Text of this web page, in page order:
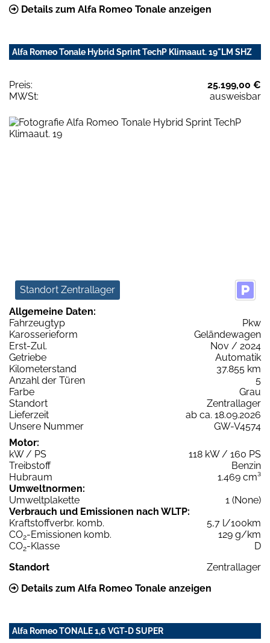
Details zum Alfa Romeo Tonale anzeigen
Alfa Romeo Tonale Hybrid Sprint TechP Klimaaut. 19"LM SHZ
Preis:
25.199,00 €
MWSt:
ausweisbar
Standort Zentrallager
Allgemeine Daten:
Fahrzeugtyp
Pkw
Karosserieform
Geländewagen
Erst-Zul.
Nov / 2024
Getriebe
Automatik
Kilometerstand
37.855 km
Anzahl der Türen
5
Farbe
Grau
Standort
Zentrallager
Lieferzeit
ab ca. 18.09.2026
Unsere Nummer
GW-V4574
Motor:
kW / PS
118 kW / 160 PS
Treibstoff
Benzin
Hubraum
1.469 cm³
Umweltnormen:
Umweltplakette
1 (None)
Verbrauch und Emissionen nach WLTP:
Kraftstoffverbr. komb.
5,7 l/100km
CO2-Emissionen komb.
129 g/km
CO2-Klasse
D
Standort
Zentrallager
Details zum Alfa Romeo Tonale anzeigen
Alfa Romeo TONALE 1,6 VGT-D SUPER